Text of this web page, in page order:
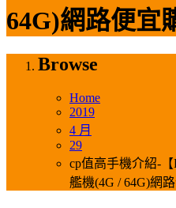
64G)網路便宜
Browse
Home
2019
4 月
29
cp值高手機介紹-
艦機(4G / 64G)網